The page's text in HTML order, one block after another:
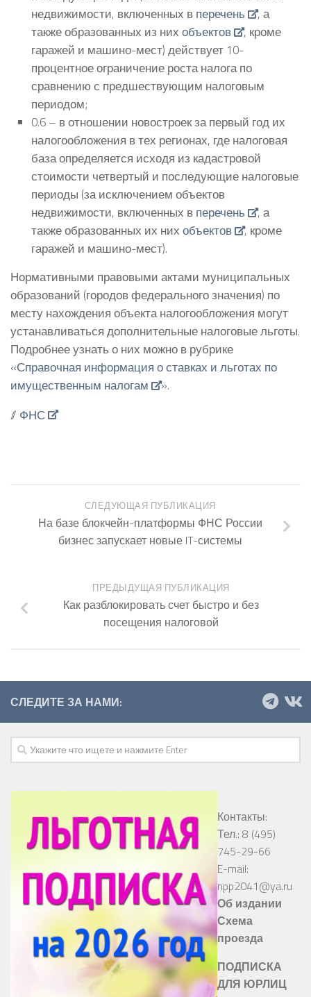
недвижимости, включенных в перечень
, а
также образованных из них объектов
, кроме
гаражей и машино-мест) действует 10-
процентное ограничение роста налога по
сравнению с предшествующим налоговым
периодом;
0.6 – в отношении новостроек за первый год их
налогообложения в тех регионах, где налоговая
база определяется исходя из кадастровой
стоимости четвертый и последующие налоговые
периоды (за исключением объектов
недвижимости, включенных в перечень
, а
также образованных их них объектов
, кроме
гаражей и машино-мест).
Нормативными правовыми актами муниципальных
образований (городов федерального значения) по
месту нахождения объекта налогообложения могут
устанавливаться дополнительные налоговые льготы.
Подробнее узнать о них можно в рубрике
«Справочная информация о ставках и льготах по
имущественным налогам
».
// ФНС
СЛЕДУЮЩАЯ ПУБЛИКАЦИЯ
На базе блокчейн-платформы ФНС России
бизнес запускает новые IT-системы
ПРЕДЫДУЩАЯ ПУБЛИКАЦИЯ
Как разблокировать счет быстро и без
посещения налоговой
СЛЕДИТЕ ЗА НАМИ:
Контакты:
Тел.: 8 (495)
745-29-66
E-mail:
npp2041@ya.ru
Об издании
Схема
проезда
ПОДПИСКА
ДЛЯ ЮРЛИЦ